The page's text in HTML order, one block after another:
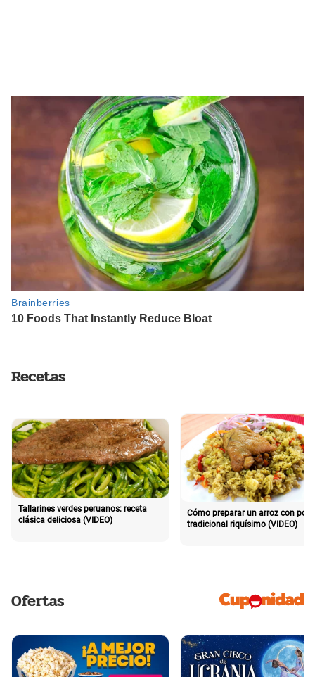
Recetas
Tallarines verdes peruanos: receta
clásica deliciosa (VIDEO)
Cómo preparar un arroz con pollo
tradicional riquísimo (VIDEO)
Ofertas